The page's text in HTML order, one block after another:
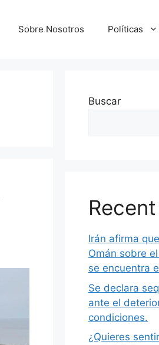
Sobre Nosotros Políticas
Buscar
Irán afirma
Omán sobre
se encuentra
Se declara
ante el
condiciones.
¿Quieres